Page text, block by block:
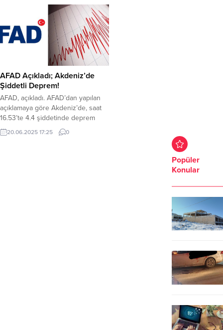
Başkanlığı (AFAD) sosyal medya
hesabından yaptığı açıklamada
Akdeniz’de 3.7 şiddetinde deprem
oldu. AFAD’a göre deprem yerin
yaklaşık olarak 46.26 Km
derinliğinde meydana geldi.
Depremle ilgili AFAD’ın sosyal
medya paylaşımları...
AFAD Açıkladı; Akdeniz’de
Şiddetli Deprem!
AFAD, açıkladı. AFAD’dan yapılan
açıklamaya göre Akdeniz’de, saat
16.53’te 4.4 şiddetinde deprem
oldu. Afet ve Acil Durum Yönetimi
Başkanlığı (AFAD) sosyal medya
20.06.2025 17:25 0
Popüler
Konular